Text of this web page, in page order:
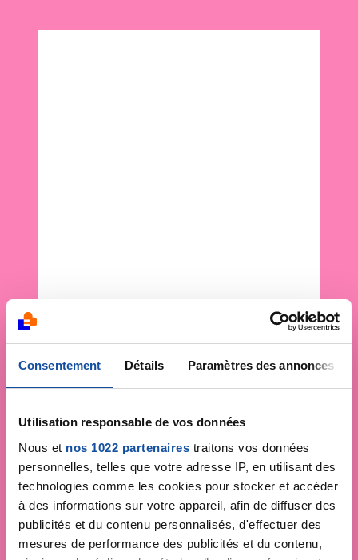
Consentement Détails Paramètres des annonces
Utilisation responsable de vos données
Nous et nos 1022 partenaires traitons vos données
personnelles, telles que votre adresse IP, en utilisant des
technologies comme les cookies pour stocker et accéder
à des informations sur votre appareil, afin de diffuser des
publicités et du contenu personnalisés, d'effectuer des
mesures de performance des publicités et du contenu,